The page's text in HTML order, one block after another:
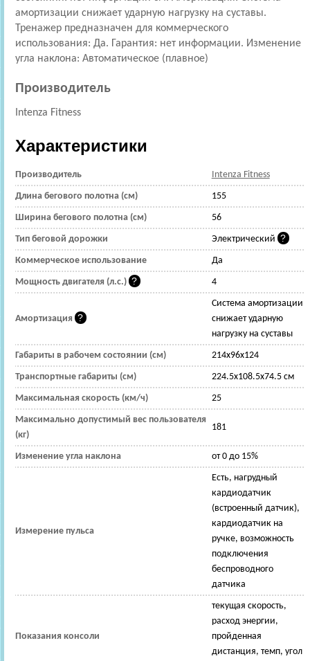
амортизации снижает ударную нагрузку на суставы.
Тренажер предназначен для коммерческого
использования: Да. Гарантия: нет информации. Изменение
угла наклона: Автоматическое (плавное)
Производитель
Intenza Fitness
Характеристики
Производитель Intenza Fitness
Длина бегового полотна (см) 155
Ширина бегового полотна (см) 56
Тип беговой дорожки Электрический
Коммерческое использование Да
Мощность двигателя (л.с.) 4
Амортизация
Cистема амортизации
снижает ударную
нагрузку на суставы
Габариты в рабочем состоянии (см) 214x96x124
Транспортные габариты (см) 224.5x108.5x74.5 см
Максимальная скорость (км/ч) 25
Максимально допустимый вес пользователя
(кг)
181
Изменение угла наклона от 0 до 15%
Измерение пульса
Есть, нагрудный
кардиодатчик
(встроенный датчик),
кардиодатчик на
ручке, возможность
подключения
беспроводного
датчика
Показания консоли
текущая скорость,
расход энергии,
пройденная
дистанция, темп, угол